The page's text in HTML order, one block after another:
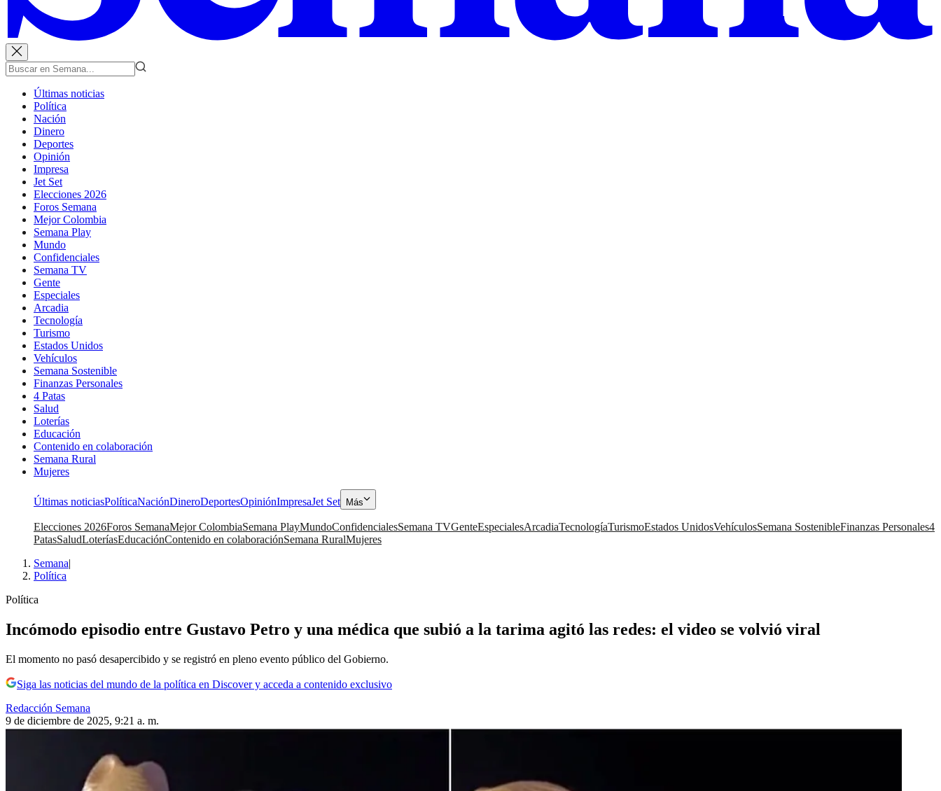
Últimas noticias
Política
Nación
Dinero
Deportes
Opinión
Impresa
Jet Set
Elecciones 2026
Foros Semana
Mejor Colombia
Semana Play
Mundo
Confidenciales
Semana TV
Gente
Especiales
Arcadia
Tecnología
Turismo
Estados Unidos
Vehículos
Semana Sostenible
Finanzas Personales
4 Patas
Salud
Loterías
Educación
Contenido en colaboración
Semana Rural
Mujeres
Últimas noticiasPolíticaNaciónDineroDeportesOpiniónImpresaJet Set Más
Elecciones 2026Foros SemanaMejor ColombiaSemana PlayMundoConfidencialesSemana TVGenteEspecialesArcadiaTecnologíaTurismoEstados UnidosVehículosSemana SostenibleFinanzas Personales4
PatasSaludLoteríasEducaciónContenido en colaboraciónSemana RuralMujeres
Semana|
Política
Política
Incómodo episodio entre Gustavo Petro y una médica que subió a la tarima agitó las redes: el video se volvió viral
El momento no pasó desapercibido y se registró en pleno evento público del Gobierno.
Siga las noticias del mundo de la política en Discover y acceda a contenido exclusivo
Redacción Semana
9 de diciembre de 2025, 9:21 a. m.